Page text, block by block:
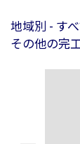
地域別 - す
その他の完